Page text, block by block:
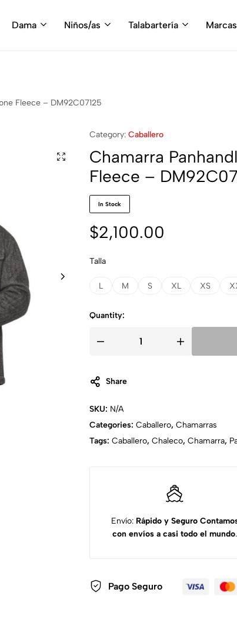
Dama Niños/as Talabartería Marcas
Fleece – DM92C07125
Category: Caballero
Chamarra
Fleece –
In Stock
$2,100.00
Talla
L M S XL XS
Quantity:
Share
SKU: N/A
Categories: Caballero, Chamarras
Tags: Caballero, Chaleco, Chamarra,
Envío: Rápido y Seguro
con envíos a casi todo el mundo.
Pago Seguro